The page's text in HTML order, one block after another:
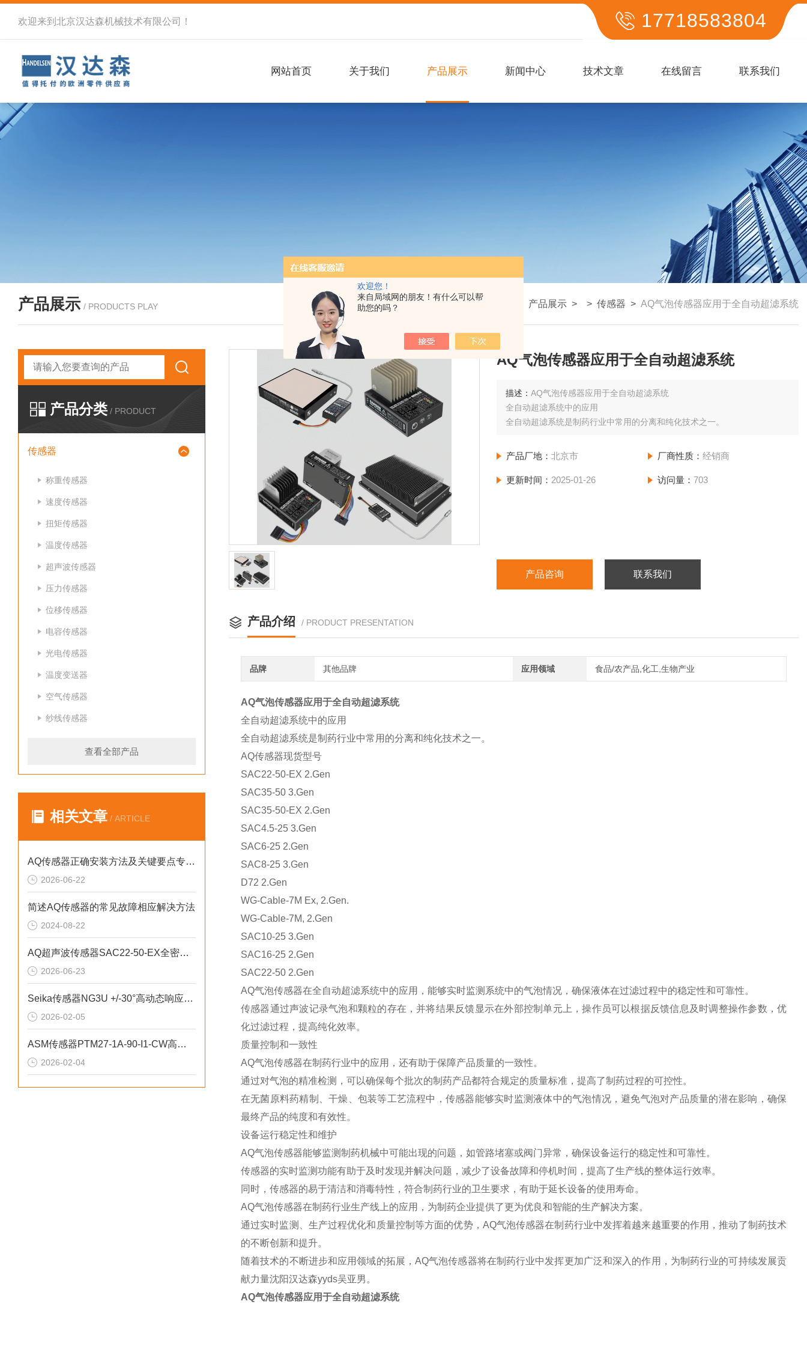
欢迎您！
来自局域网的朋友！有什么可以帮
助您的吗？
欢迎来到北京汉达森机械技术有限公司！ 17718583804
网站首页 关于我们 产品展示 新闻中心 技术文章 在线留言 联系我们
产品展示 / PRODUCTS PLAY 我的位置： 产品展示 > > 传感器 > AQ气泡传感器应用于全自动超滤系统
产品分类 / PRODUCT
传感器
称重传感器
速度传感器
扭矩传感器
温度传感器
超声波传感器
压力传感器
位移传感器
电容传感器
光电传感器
温度变送器
空气传感器
纱线传感器
查看全部产品
相关文章 / ARTICLE
AQ传感器正确安装方法及关键要点专业分享
2026-06-22
简述AQ传感器的常见故障相应解决方法
2024-08-22
AQ超声波传感器SAC22-50-EX全密封结构设计
2026-06-23
Seika传感器NG3U +/-30°高动态响应特性
2026-02-05
ASM传感器PTM27-1A-90-I1-CW高精度角度检测案例
2026-02-04
AQ气泡传感器应用于全自动超滤系统
描述：AQ气泡传感器应用于全自动超滤系统
全自动超滤系统中的应用
全自动超滤系统是制药行业中常用的分离和纯化技术之一。
产品厂地：北京市 厂商性质： 经销商
更新时间： 2025-01-26 访问量： 703
产品咨询 联系我们
产品介绍 / PRODUCT PRESENTATION
品牌 其他品牌 应用领域 食品/农产品,化工,生物产业
AQ气泡传感器应用于全自动超滤系统
全自动超滤系统中的应用
全自动超滤系统是制药行业中常用的分离和纯化技术之一。
AQ传感器现货型号
SAC22-50-EX 2.Gen
SAC35-50 3.Gen
SAC35-50-EX 2.Gen
SAC4.5-25 3.Gen
SAC6-25 2.Gen
SAC8-25 3.Gen
D72 2.Gen
WG-Cable-7M Ex, 2.Gen.
WG-Cable-7M, 2.Gen
SAC10-25 3.Gen
SAC16-25 2.Gen
SAC22-50 2.Gen
AQ气泡传感器在全自动超滤系统中的应用，能够实时监测系统中的气泡情况，确保液体在过滤过程中的稳定性和可靠性。
传感器通过声波记录气泡和颗粒的存在，并将结果反馈显示在外部控制单元上，操作员可以根据反馈信息及时调整操作参数，优
化过滤过程，提高纯化效率。
质量控制和一致性
AQ气泡传感器在制药行业中的应用，还有助于保障产品质量的一致性。
通过对气泡的精准检测，可以确保每个批次的制药产品都符合规定的质量标准，提高了制药过程的可控性。
在无菌原料药精制、干燥、包装等工艺流程中，传感器能够实时监测液体中的气泡情况，避免气泡对产品质量的潜在影响，确保
最终产品的纯度和有效性。
设备运行稳定性和维护
AQ气泡传感器能够监测制药机械中可能出现的问题，如管路堵塞或阀门异常，确保设备运行的稳定性和可靠性。
传感器的实时监测功能有助于及时发现并解决问题，减少了设备故障和停机时间，提高了生产线的整体运行效率。
同时，传感器的易于清洁和消毒特性，符合制药行业的卫生要求，有助于延长设备的使用寿命。
AQ气泡传感器在制药行业生产线上的应用，为制药企业提供了更为优良和智能的生产解决方案。
通过实时监测、生产过程优化和质量控制等方面的优势，AQ气泡传感器在制药行业中发挥着越来越重要的作用，推动了制药技术
的不断创新和提升。
随着技术的不断进步和应用领域的拓展，AQ气泡传感器将在制药行业中发挥更加广泛和深入的作用，为制药行业的可持续发展贡
献力量沈阳汉达森yyds吴亚男。
AQ气泡传感器应用于全自动超滤系统